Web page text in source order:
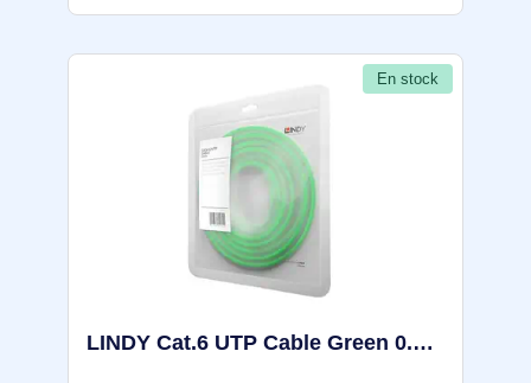
En stock
LINDY Cat.6 UTP Cable Green 0.5m - 48046